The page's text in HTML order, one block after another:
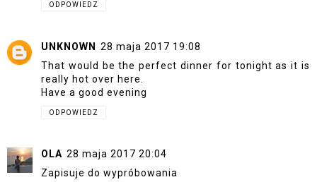
ODPOWIEDZ
UNKNOWN
28 maja 2017 19:08
That would be the perfect dinner for tonight as it is
really hot over here.
Have a good evening
ODPOWIEDZ
OLA 28 maja 2017 20:04
Zapisuje do wypróbowania